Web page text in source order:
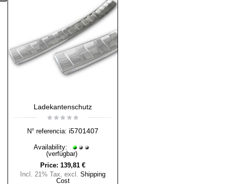
Ladekantenschutz
N° referencia: i5701407
Availability:
(verfügbar)
Price: 139,81 €
Incl. 21% Tax, excl. Shipping
Cost